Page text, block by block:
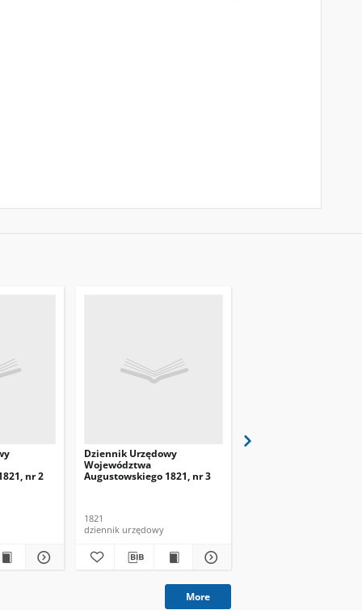
nr 2
Dziennik Urzędowy
Województwa
Augustowskiego 1821, nr 3
1821
dziennik urzędowy
More